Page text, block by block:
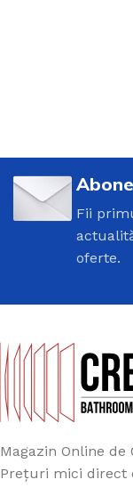
Fii
oferte.
Magazin Online de
Prețuri mici direct